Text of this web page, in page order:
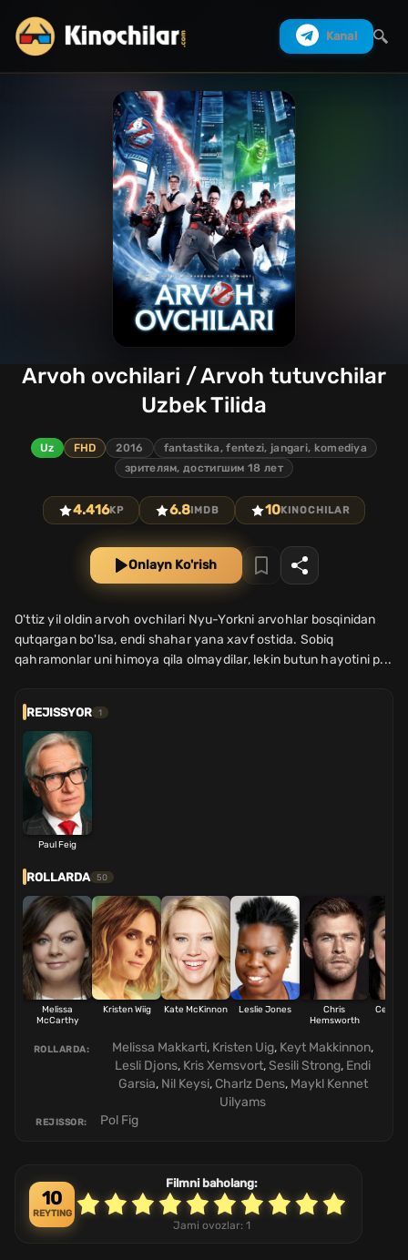
Kanal
Arvoh ovchilari / Arvoh tutuvchilar
Uzbek Tilida
Uz FHD 2016
fantastika, fentezi, jangari, komediya
зрителям, достигшим 18 лет
4.416KP 6.8IMDB 10KINOCHILAR
Onlayn Ko'rish
O'ttiz yil oldin arvoh ovchilari Nyu-Yorkni arvohlar bosqinidan
qutqargan bo'lsa, endi shahar yana xavf ostida. Sobiq
qahramonlar uni himoya qila olmaydilar, lekin butun hayotini p...
REJISSYOR 1
Paul Feig
ROLLARDA 50
Melissa
McCarthy
Kristen Wiig Kate McKinnon Leslie Jones
Chris
Hemsworth
Cecily
ROLLARDA: Melissa Makkarti, Kristen Uig, Keyt Makkinnon,
Lesli Djons, Kris Xemsvort,Sesili Strong, Endi
Garsia, Nil Keysi, Charlz Dens, Maykl Kennet
Uilyams
REJISSOR: Pol Fig
10
REYTING
Filmni baholang:
Jami ovozlar: 1